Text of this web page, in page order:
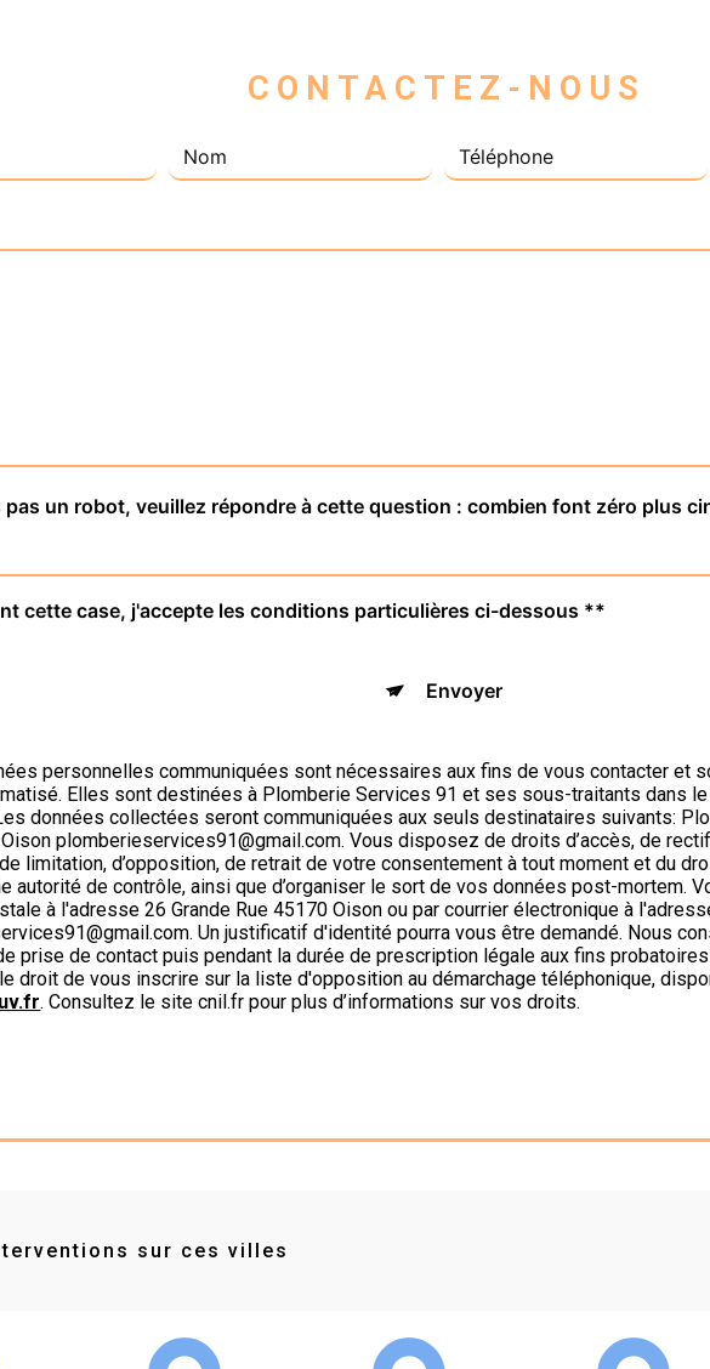
CONTACTEZ-NOUS
pas un robot, veuillez répondre à cette question : combien font zéro plus
cette case, j'accepte les conditions particulières ci-dessous **
Envoyer
personnelles communiquées sont nécessaires aux fins de vous contacter et
Elles sont destinées à Plomberie Services 91 et ses sous-traitants dans
données collectées seront communiquées aux seuls destinataires suivants:
plomberieservices91@gmail.com. Vous disposez de droits d’accès, de
limitation, d’opposition, de retrait de votre consentement à tout moment et du
autorité de contrôle, ainsi que d’organiser le sort de vos données post-mortem.
à l'adresse 26 Grande Rue 45170 Oison ou par courrier électronique à
Un justificatif d'identité pourra vous être demandé. Nous
prise de contact puis pendant la durée de prescription légale aux fins
droit de vous inscrire sur la liste d'opposition au démarchage téléphonique,
. Consultez le site cnil.fr pour plus d’informations sur vos droits.
sur ces villes